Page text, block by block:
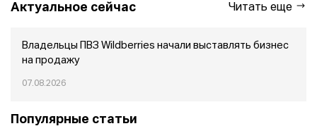
Актуальное сейчас Читать еще
Владельцы ПВЗ Wildberries начали выставлять бизнес
на продажу
07.08.2026
Популярные статьи